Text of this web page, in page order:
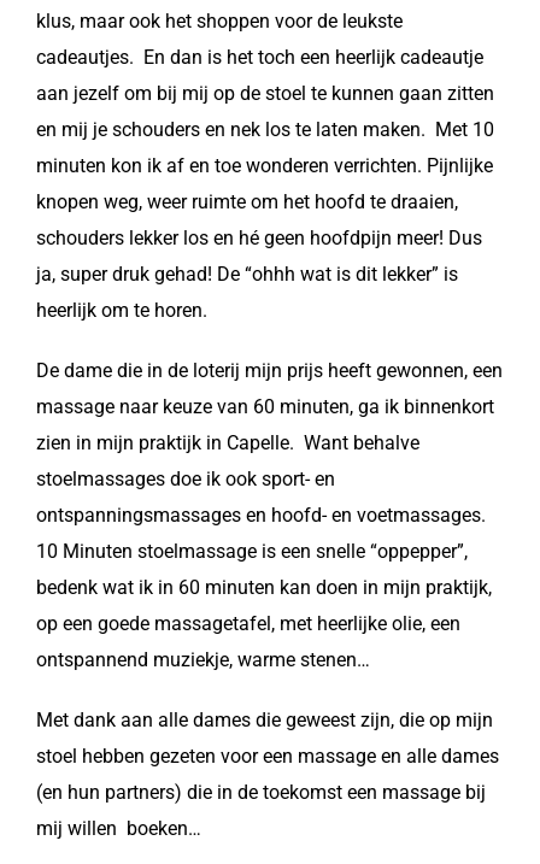
klus, maar ook het shoppen voor de leukste
cadeautjes. En dan is het toch een heerlijk cadeautje
aan jezelf om bij mij op de stoel te kunnen gaan zitten
en mij je schouders en nek los te laten maken. Met 10
minuten kon ik af en toe wonderen verrichten. Pijnlijke
knopen weg, weer ruimte om het hoofd te draaien,
schouders lekker los en hé geen hoofdpijn meer! Dus
ja, super druk gehad! De “ohhh wat is dit lekker” is
heerlijk om te horen.
De dame die in de loterij mijn prijs heeft gewonnen, een
massage naar keuze van 60 minuten, ga ik binnenkort
zien in mijn praktijk in Capelle. Want behalve
stoelmassages doe ik ook sport- en
ontspanningsmassages en hoofd- en voetmassages.
10 Minuten stoelmassage is een snelle “oppepper”,
bedenk wat ik in 60 minuten kan doen in mijn praktijk,
op een goede massagetafel, met heerlijke olie, een
ontspannend muziekje, warme stenen…
Met dank aan alle dames die geweest zijn, die op mijn
stoel hebben gezeten voor een massage en alle dames
(en hun partners) die in de toekomst een massage bij
mij willen boeken…